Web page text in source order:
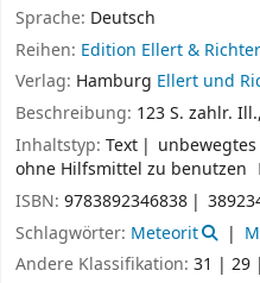
Sprache: Deutsch
Reihen: Edition Ellert & Richter
Verlag: Hamburg Ellert und
Beschreibung: 123 S. zahlr.
Inhaltstyp: Text
ohne Hilfsmittel zu benutzen
ISBN: 9783892346838
Schlagwörter: Meteorit
Andere Klassifikation: 31 | 29